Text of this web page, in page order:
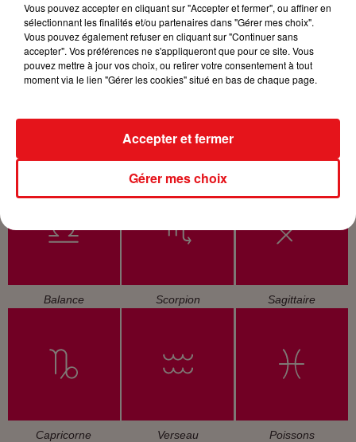
Bélier Taureau Gémeaux
Cancer Lion Vierge
Balance Scorpion Sagittaire
Capricorne Verseau Poissons
Vous pouvez accepter en cliquant sur "Accepter et fermer", ou affiner en
sélectionnant les finalités et/ou partenaires dans "Gérer mes choix".
Vous pouvez également refuser en cliquant sur "Continuer sans
accepter". Vos préférences ne s'appliqueront que pour ce site. Vous
pouvez mettre à jour vos choix, ou retirer votre consentement à tout
moment via le lien "Gérer les cookies" situé en bas de chaque page.
Gérer mes choix
Accepter et fermer